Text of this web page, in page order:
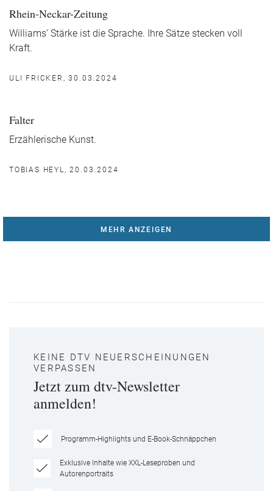
Rhein-Neckar-Zeitung
Williams‘ Stärke ist die Sprache. Ihre Sätze stecken voll
Kraft.
ULI FRICKER, 30.03.2024
Falter
Erzählerische Kunst.
TOBIAS HEYL, 20.03.2024
MEHR ANZEIGEN
KEINE DTV NEUERSCHEINUNGEN
VERPASSEN
Jetzt zum dtv-Newsletter
anmelden!
Programm-Highlights und E-Book-Schnäppchen
Exklusive Inhalte wie XXL-Leseproben und
Autorenportraits